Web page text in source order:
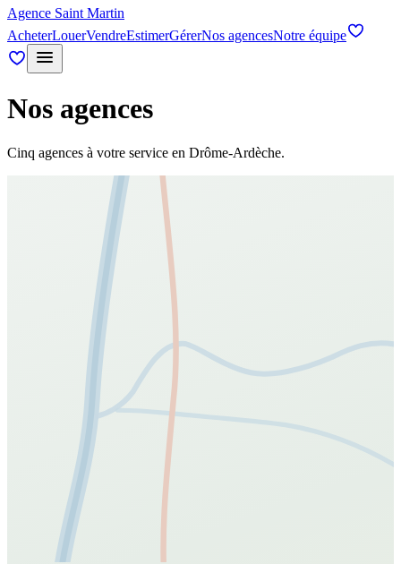
Agence Saint Martin
AcheterLouerVendreEstimerGérerNos agencesNotre équipe
Nos agences
Cinq agences à votre service en Drôme-Ardèche.